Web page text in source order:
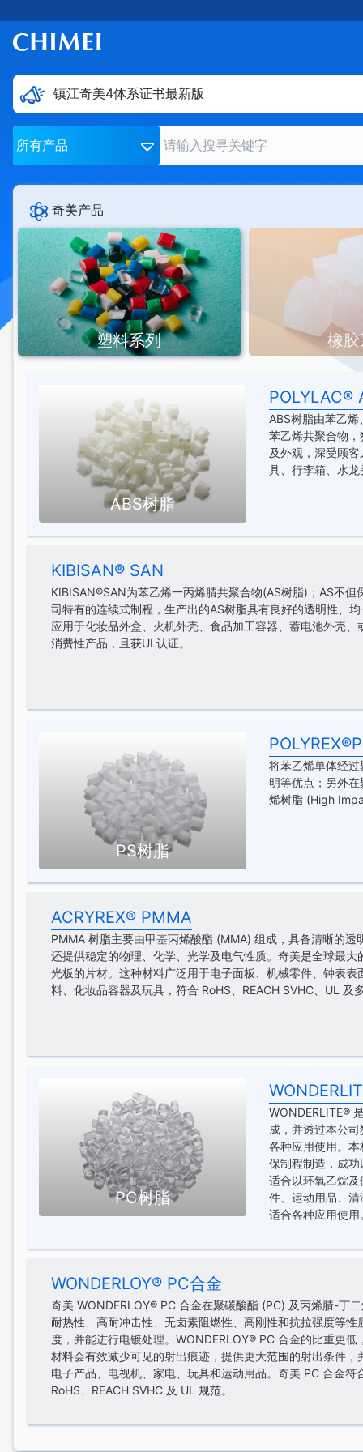
镇江奇美4体系证书最新版
镇江奇美4体系证书最新版
所有产品
奇美产品
塑料系列 橡
ABS树脂
POLYLAC®
ABS树脂由苯乙
苯乙烯共聚合物
及外观，深受顾
具、行李箱、水
KIBISAN® SAN
KIBISAN®SAN为苯乙烯一丙烯腈共聚合物(AS树脂)；AS不
司特有的连续式制程，生产出的AS树脂具有良好的透明性、
应用于化妆品外盒、火机外壳、食品加工容器、蓄电池外壳
消费性产品，且获UL认证。
PS树脂
将苯乙烯单体经
明等优点；另外
烯树脂 (High
ACRYREX® PMMA
PMMA 树脂主要由甲基丙烯酸酯 (MMA) 组成，具备清晰的
还提供稳定的物理、化学、光学及电气性质。奇美是全球最
光板的片材。这种材料广泛用于电子面板、机械零件、钟表
料、化妆品容器及玩具，符合 RoHS、REACH SVHC、UL 及
PC树脂
WONDERLITE®
成，并透过本公
各种应用使用。
保制程制造，成
适合以环氧乙烷
件、运动用品、
适合各种应用使用
WONDERLOY® PC合金
奇美 WONDERLOY® PC 合金在聚碳酸酯 (PC) 及丙烯腈-丁
耐热性、高耐冲击性、无卤素阻燃性、高刚性和抗拉强度等
度，并能进行电镀处理。WONDERLOY® PC 合金的比重更
材料会有效减少可见的射出痕迹，提供更大范围的射出条件
电子产品、电视机、家电、玩具和运动用品。奇美 PC 合金
RoHS、REACH SVHC 及 UL 规范。